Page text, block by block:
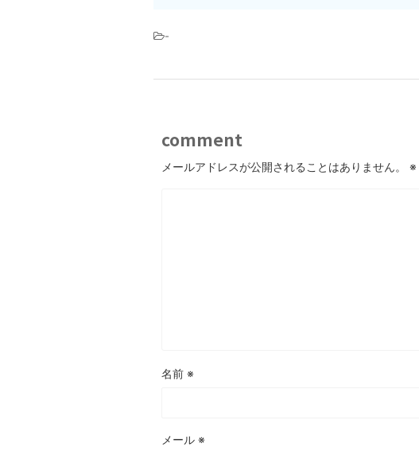
-
comment
メールアドレスが公開されることはありません。 ※
名前 ※
メール ※